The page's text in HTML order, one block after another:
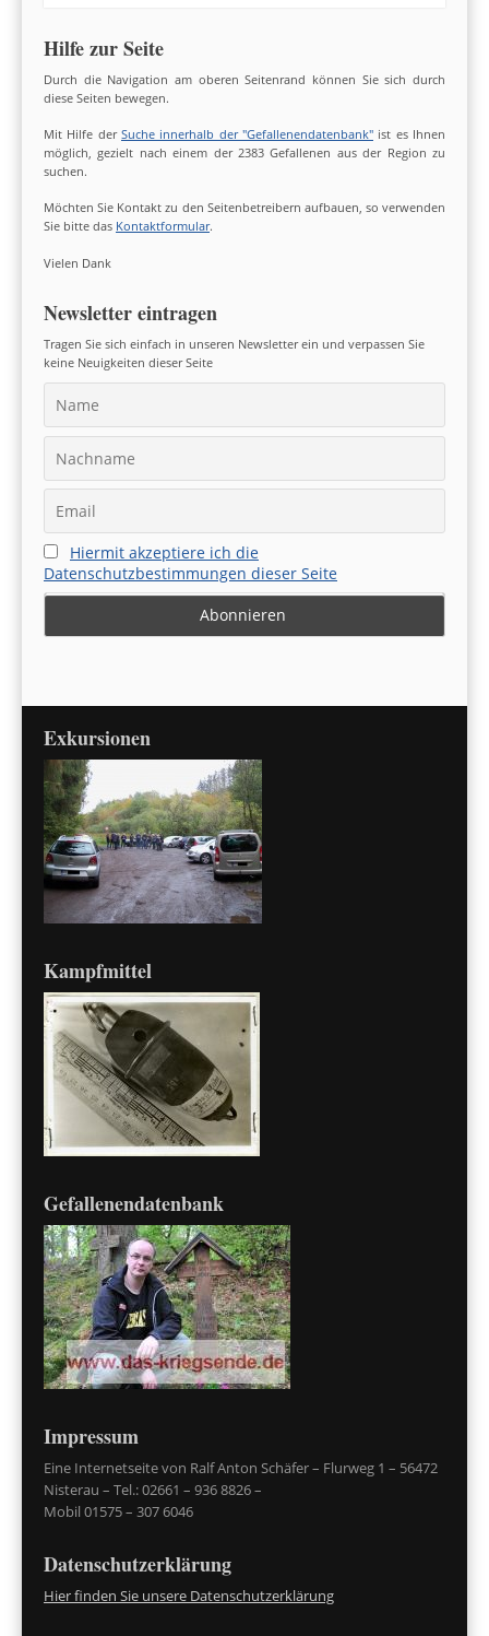
Hilfe zur Seite
Durch die Navigation am oberen Seitenrand können Sie sich durch
diese Seiten bewegen.
Mit Hilfe der Suche innerhalb der "Gefallenendatenbank" ist es Ihnen
möglich, gezielt nach einem der 2383 Gefallenen aus der Region zu
suchen.
Möchten Sie Kontakt zu den Seitenbetreibern aufbauen, so verwenden
Sie bitte das Kontaktformular.
Vielen Dank
Newsletter eintragen
Tragen Sie sich einfach in unseren Newsletter ein und verpassen Sie
keine Neuigkeiten dieser Seite
Hiermit akzeptiere ich die
Datenschutzbestimmungen dieser Seite
Exkursionen
Kampfmittel
Gefallenendatenbank
Impressum
Eine Internetseite von Ralf Anton Schäfer – Flurweg 1 – 56472
Nisterau – Tel.: 02661 – 936 8826 –
Mobil 01575 – 307 6046
Datenschutzerklärung
Hier finden Sie unsere Datenschutzerklärung